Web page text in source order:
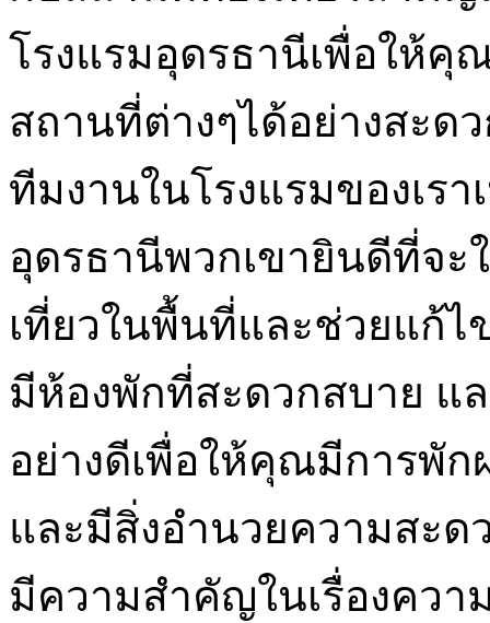
โรงแรมอุดรธานีเพื่อให้คุ
สถานที่ต่างๆได้อย่างสะด
ทีมงานในโรงแรมของเรา
อุดรธานีพวกเขายินดีที่จ
เที่ยวในพื้นที่และช่วยแก้
มีห้องพักที่สะดวกสบาย แ
อย่างดีเพื่อให้คุณมีการพัก
และมีสิ่งอำนวยความสะด
มีความสำคัญในเรื่องคว